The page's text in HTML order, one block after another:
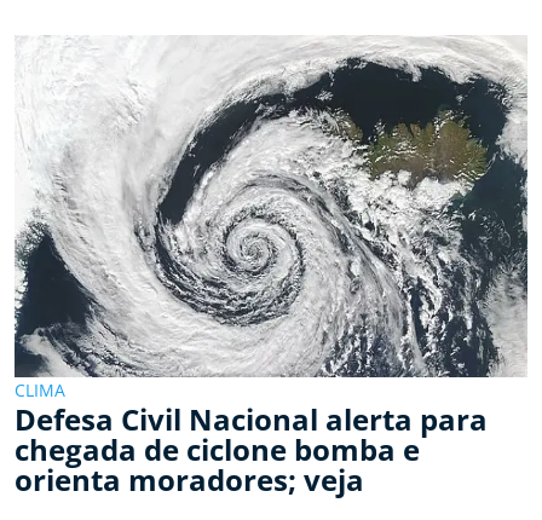
CLIMA
Defesa Civil Nacional alerta para
chegada de ciclone bomba e
orienta moradores; veja